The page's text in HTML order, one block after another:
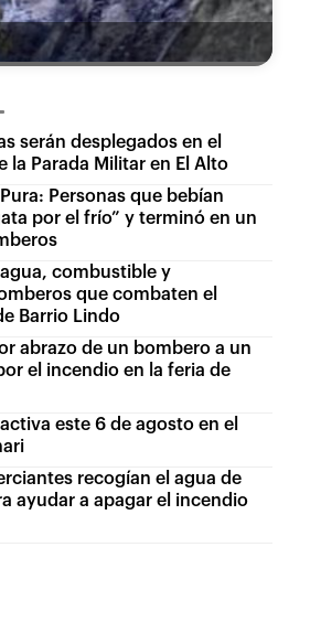
serán desplegados en el
la Parada Militar en El Alto
Personas que bebían
por el frío” y terminó en un
combustible y
que combaten el
Barrio Lindo
abrazo de un bombero a un
el incendio en la feria de
este 6 de agosto en el
recogían el agua de
ayudar a apagar el incendio